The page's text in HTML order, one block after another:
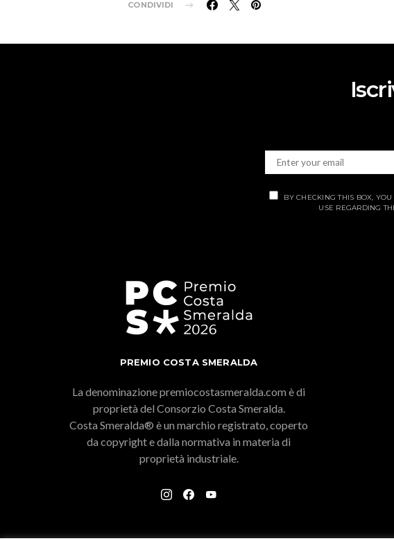
CONDIVIDI
BY CHECKING THIS BOX,
USE REGARDING
PREMIO COSTA SMERALDA
La denominazione premiocostasmeralda.com è di
proprietà del Consorzio Costa Smeralda.
Costa Smeralda® è un marchio registrato, coperto
da copyright e dalla normativa in materia di
proprietà industriale.